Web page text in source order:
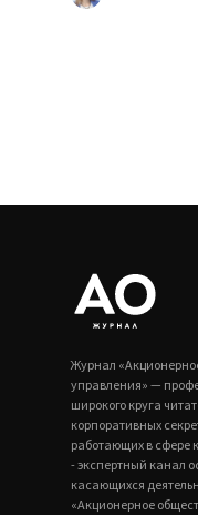
Журнал
управления» —
широкого круга
корпоративных
работающих в сфере
- экспертный канал
касающихся
«Акционерное